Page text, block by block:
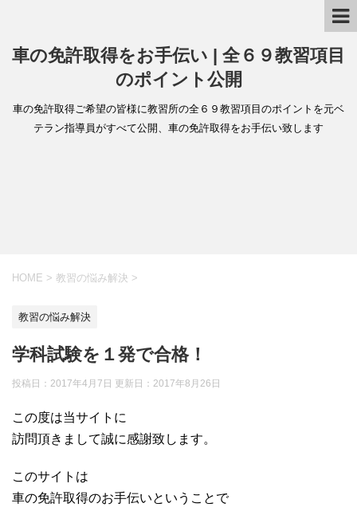
車の免許取得をお手伝い | 全６９教習項目
のポイント公開
車の免許取得ご希望の皆様に教習所の全６９教習項目のポイントを元ベ
テラン指導員がすべて公開、車の免許取得をお手伝い致します
HOME > 教習の悩み解決 >
教習の悩み解決
学科試験を１発で合格！
投稿日：2017年4月7日 更新日： 2017年8月26日
この度は当サイトに
訪問頂きまして誠に感謝致します。
このサイトは
車の免許取得のお手伝いということで